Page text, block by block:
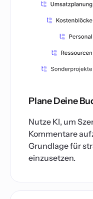
Plane Deine
Nutze KI, um
Kommentare
Grundlage für
einzusetzen.